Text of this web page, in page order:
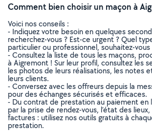
Comment bien choisir un maçon à
Voici nos conseils :
- Indiquez votre besoin en quelques
recherchez-vous ? Est-ce urgent ? Quel
particulier ou professionnel, souhaitez-vous
- Consultez la liste de tous les maçons,
à Aigremont ! Sur leur profil, consultez les
les photos de leurs réalisations, les notes
leurs clients.
- Conversez avec les offreurs depuis la
pour des échanges sécurisés et efficaces.
- Du contrat de prestation au paiement en
par la prise de rendez-vous, l’état des
factures : utilisez nos outils gratuits à
prestation.